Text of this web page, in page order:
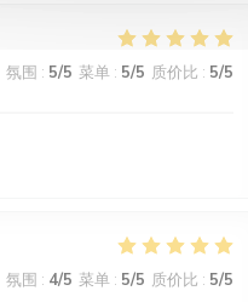
氛围 : 5/5 菜单 : 5/5 质价比 : 5/5
氛围 : 4/5 菜单 : 5/5 质价比 : 5/5